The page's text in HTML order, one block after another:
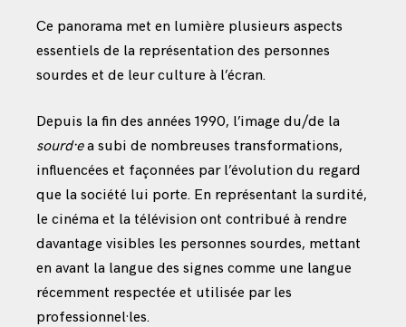
Ce panorama met en lumière plusieurs aspects
essentiels de la représentation des personnes
sourdes et de leur culture à l’écran.
Depuis la fin des années 1990, l’image du/de la
sourd·ea subi de nombreuses transformations,
influencées et façonnées par l’évolution du regard
que la société lui porte. En représentant la surdité,
le cinéma et la télévision ont contribué à rendre
davantage visibles les personnes sourdes, mettant
en avant la langue des signes comme une langue
récemment respectée et utilisée par les
professionnel·les.